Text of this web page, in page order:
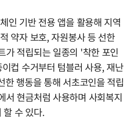
인 기반 전용 앱을 활용해 지역
약자 보호, 자원봉사 등 선한
가 적립되는 일종의 '착한 포인
컵 수거부터 텀블러 사용, 재난
한 행동을 통해 서초코인을 적립
서 현금처럼 사용하며 사회복지
할 수 있다.